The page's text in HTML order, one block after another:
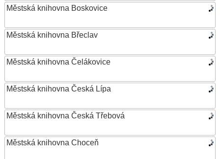
Městská knihovna Boskovice
Městská knihovna Břeclav
Městská knihovna Čelákovice
Městská knihovna Česká Lípa
Městská knihovna Česká Třebová
Městská knihovna Choceň